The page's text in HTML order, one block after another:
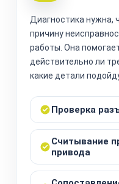
Диагностика нужна,
причину
работы. Она
действительно ли
какие детали
Проверка
Считывание
привода